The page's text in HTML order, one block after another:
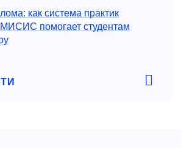
как система практик
МИСИС помогает студентам